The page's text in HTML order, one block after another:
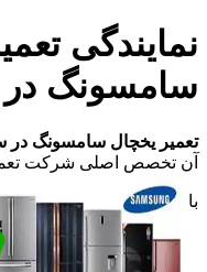
نمایندگی
سامسونگ
تعمیر یخچال سامسونگ در
آن تخصص اصلی شرکت
با